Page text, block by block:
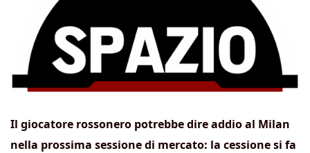
Il giocatore rossonero potrebbe dire addio al Milan
nella prossima sessione di mercato: la cessione si fa